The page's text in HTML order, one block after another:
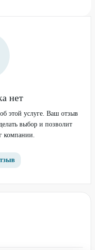
нет
этой услуге. Ваш отзыв
выбор и позволит
компании.